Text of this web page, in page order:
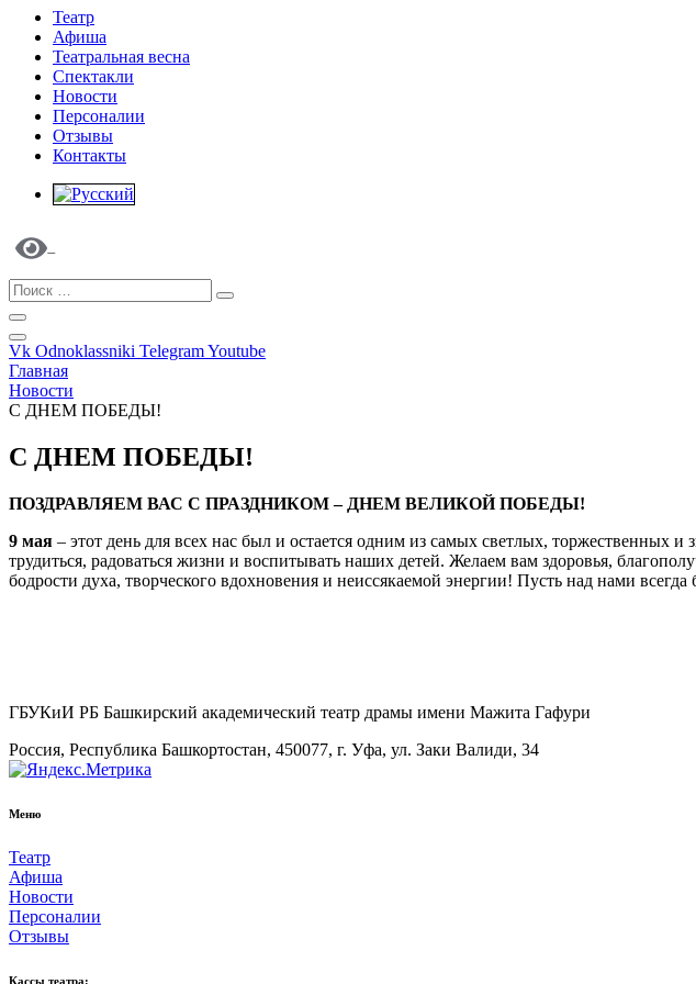
Театр
Афиша
Театральная весна
Спектакли
Новости
Персоналии
Отзывы
Контакты
Vk Odnoklassniki TelegramYoutube
Главная
Новости
С ДНЕМ ПОБЕДЫ!
С ДНЕМ ПОБЕДЫ!
ПОЗДРАВЛЯЕМ ВАС С ПРАЗДНИКОМ – ДНЕМ ВЕЛИКОЙ ПОБЕДЫ!
9 мая – этот день для всех нас был и остается одним из самых светлых,
трудиться, радоваться жизни и воспитывать наших детей. Желаем вам здоровья,
бодрости духа, творческого вдохновения и неиссякаемой энергии! Пусть над нами
ГБУКиИ РБ Башкирский академический театр драмы имени Мажита Гафури
Россия, Республика Башкортостан, 450077, г. Уфа, ул. Заки Валиди, 34
Меню
Театр
Афиша
Новости
Персоналии
Отзывы
Кассы театра: